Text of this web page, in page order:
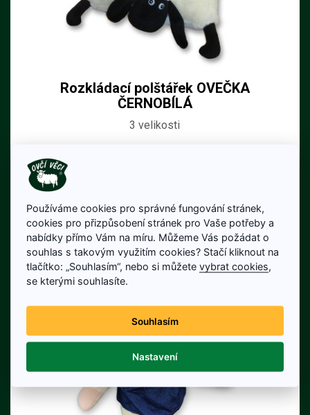
Rozkládací polštářek OVEČKA
ČERNOBÍLÁ
3 velikosti
Detail produktu
Používáme cookies pro správné fungování stránek,
cookies pro přizpůsobení stránek pro Vaše potřeby a
nabídky přímo Vám na míru. Můžeme Vás požádat o
souhlas s takovým využitím cookies? Stačí kliknout na
tlačítko: „Souhlasím“, nebo si můžetevybrat cookies,
se kterými souhlasíte.
Souhlasím
Nastavení